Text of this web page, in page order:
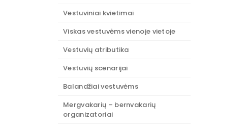
Vestuviniai kvietimai
Viskas vestuvėms vienoje vietoje
Vestuvių atributika
Vestuvių scenarijai
Balandžiai vestuvėms
Mergvakarių – bernvakarių
organizatoriai